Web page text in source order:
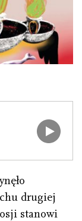
drugiej
stanowi